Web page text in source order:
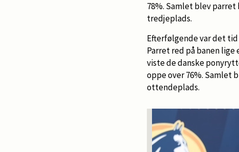
78%. Samlet blev
tredjeplads.
Efterfølgende var det
Parret red på banen
viste de danske
oppe over 76%. Samlet
ottendeplads.